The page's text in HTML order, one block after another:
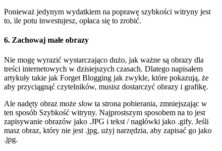
Ponieważ jedynym wydatkiem na poprawę szybkości witryny jest
to, ile potu inwestujesz, opłaca się to zrobić.
6. Zachowaj małe obrazy
Nie mogę wyrazić wystarczająco dużo, jak ważne są obrazy dla
treści internetowych w dzisiejszych czasach. Dlatego napisałem
artykuły takie jak Forget Blogging jak zwykle, które pokazują, że
aby przyciągnąć czytelników, musisz dostarczyć obrazy i grafikę.
Ale nadęty obraz może slow ta strona pobierania, zmniejszając w
ten sposób Szybkość witryny. Najprostszym sposobem na to jest
zapisywanie obrazów jako .JPG i tekst / nagłówki jako .gify. Jeśli
masz obraz, który nie jest .jpg, użyj narzędzia, aby zapisać go jako
.jpg.